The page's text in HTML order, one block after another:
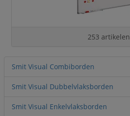
253 artikelen
Smit Visual Combiborden
Smit Visual Dubbelvlaksborden
Smit Visual Enkelvlaksborden